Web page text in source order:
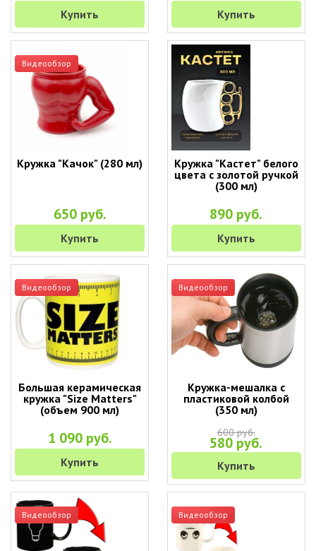
Купить Купить
Видеообзор
Кружка "Качок" (280 мл)
650 руб.
Купить
Кружка "Кастет" белого
цвета с золотой ручкой
(300 мл)
890 руб.
Купить
Видеообзор
Большая керамическая
кружка "Size Matters"
(объем 900 мл)
1 090 руб.
Купить
Видеообзор
Кружка-мешалка с
пластиковой колбой
(350 мл)
600 руб.
580 руб.
Купить
Видеообзор Видеообзор